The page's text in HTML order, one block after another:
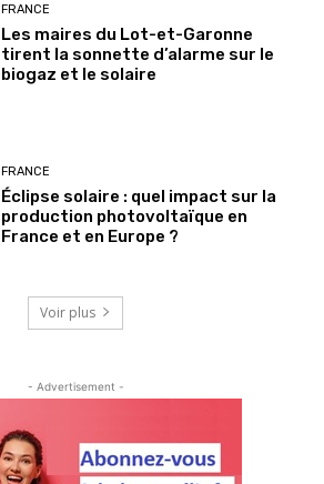
FRANCE
Les maires du Lot-et-Garonne
tirent la sonnette d’alarme sur le
biogaz et le solaire
FRANCE
Éclipse solaire : quel impact sur la
production photovoltaïque en
France et en Europe ?
Voir plus
- Advertisement -